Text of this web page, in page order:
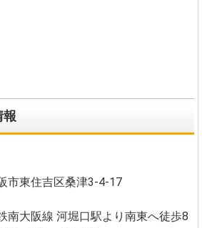
報
市東住吉区桑津3-4-17
南大阪線 河堀口駅より南東へ徒歩8